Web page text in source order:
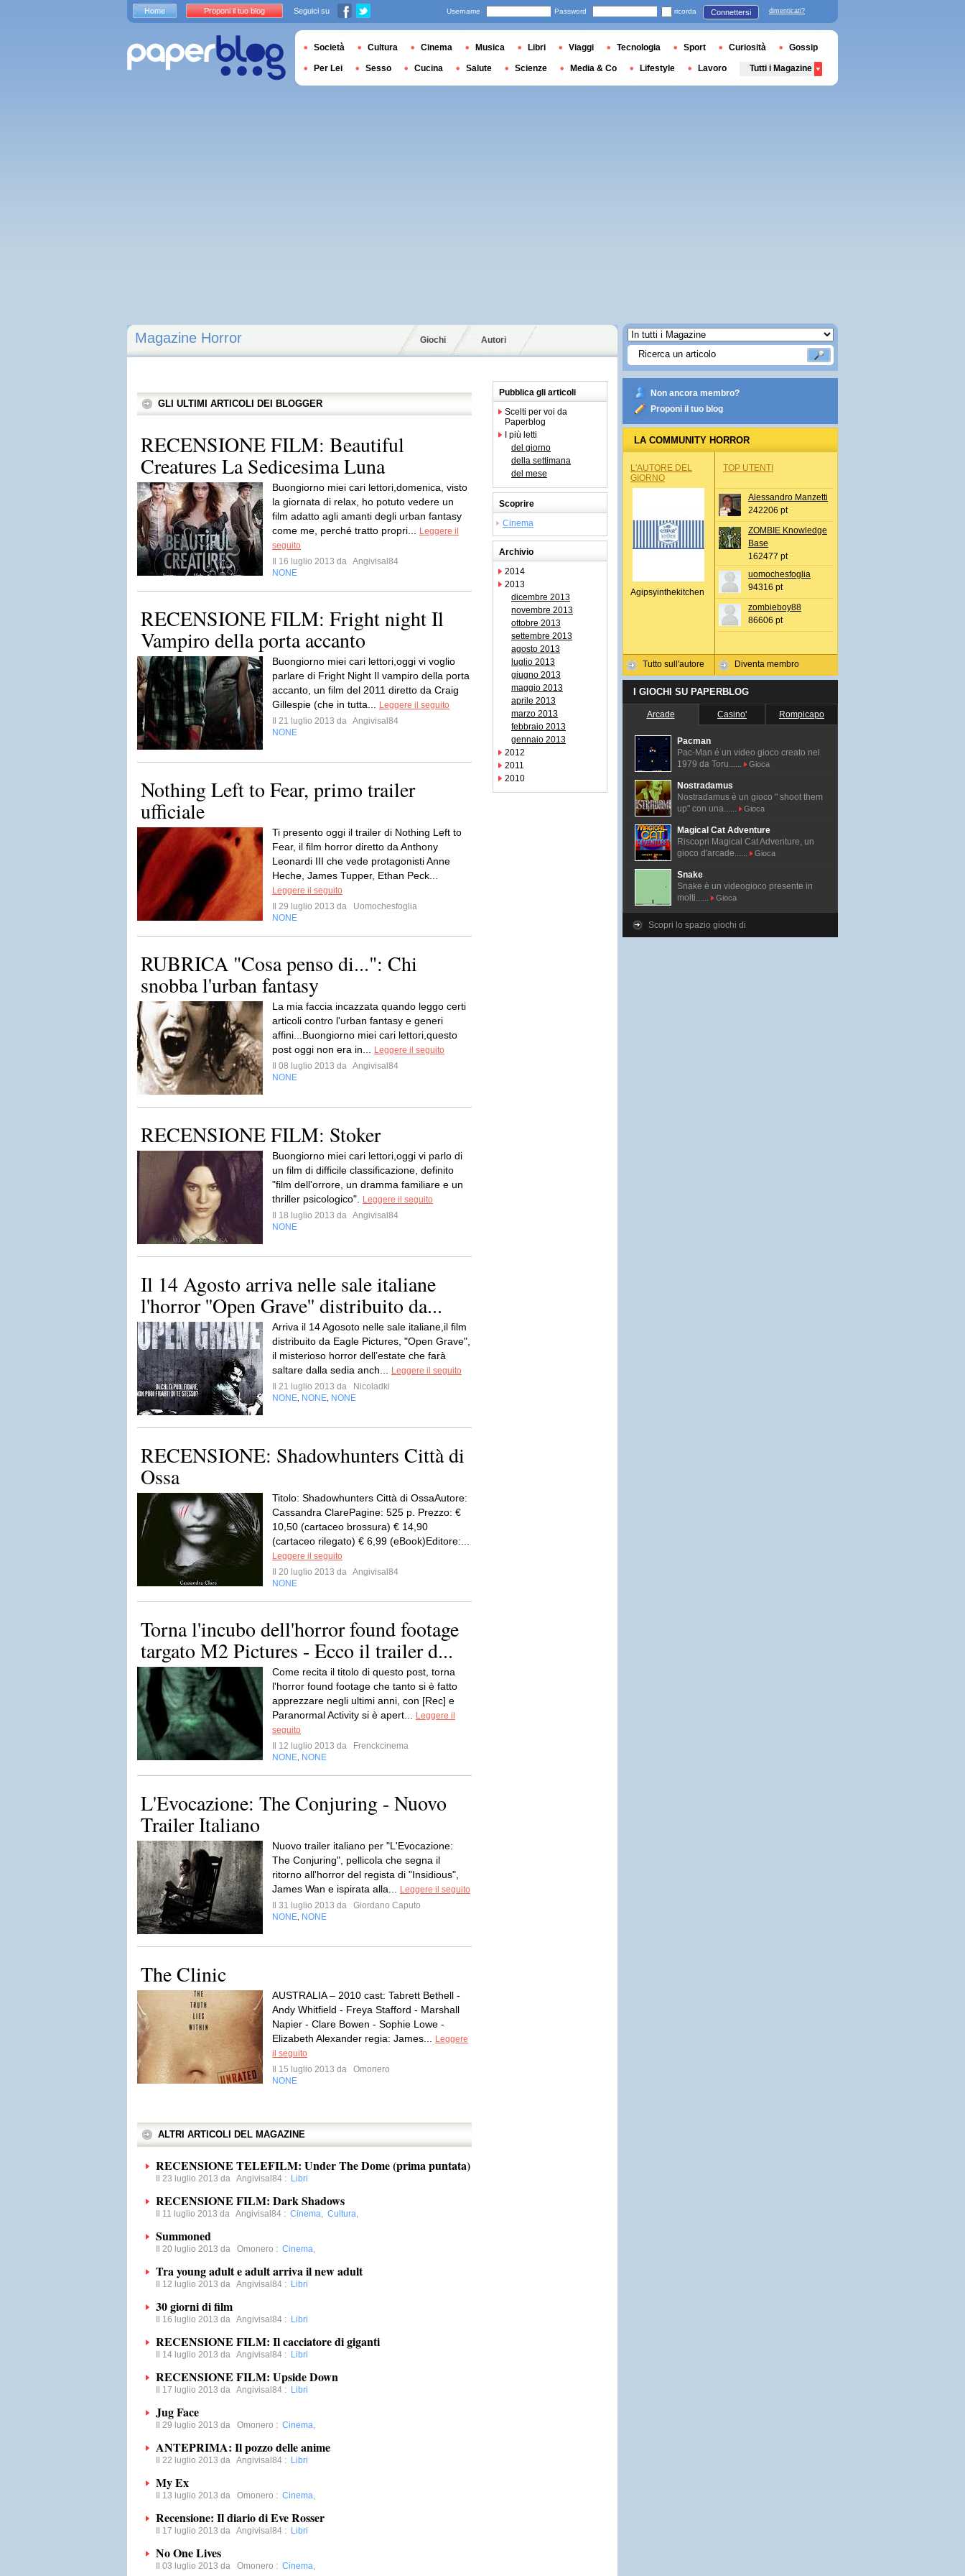
Magazine Horror Giochi Autori
GLI ULTIMI ARTICOLI DEI BLOGGER
RECENSIONE FILM: Beautiful
Creatures La Sedicesima Luna
Buongiorno miei cari lettori,domenica, visto
la giornata di relax, ho potuto vedere un
film adatto agli amanti degli urban fantasy
come me, perché tratto propri...
Leggere il
seguito
Il 16 luglio 2013 da Angivisal84
NONE
RECENSIONE FILM: Fright night Il
Vampiro della porta accanto
Buongiorno miei cari lettori,oggi vi voglio
parlare di Fright Night Il vampiro della porta
accanto, un film del 2011 diretto da Craig
Gillespie (che in tutta...
Leggere il seguito
Il 21 luglio 2013 da Angivisal84
NONE
Nothing Left to Fear, primo trailer
ufficiale
Ti presento oggi il trailer di Nothing Left to
Fear, il film horror diretto da Anthony
Leonardi III che vede protagonisti Anne
Heche, James Tupper, Ethan Peck...
Leggere il seguito
Il 29 luglio 2013 da
Uomochesfoglia
NONE
RUBRICA "Cosa penso di...": Chi
snobba l'urban fantasy
La mia faccia incazzata quando leggo certi
articoli contro l'urban fantasy e generi
affini...Buongiorno miei cari lettori,questo
post oggi non era in...
Leggere il seguito
Il 08 luglio 2013 da Angivisal84
NONE
RECENSIONE FILM: Stoker
Buongiorno miei cari lettori,oggi vi parlo di
un film di difficile classificazione, definito
"film dell'orrore, un dramma familiare e un
thriller psicologico".
Leggere il seguito
Il 18 luglio 2013 da Angivisal84
NONE
Il 14 Agosto arriva nelle sale italiane
l'horror ''Open Grave'' distribuito da...
Arriva il 14 Agosoto nelle sale italiane,il film
distribuito da Eagle Pictures, "Open Grave",
il misterioso horror dell’estate che farà
saltare dalla sedia anch...
Leggere il seguito
Il 21 luglio 2013 da
Nicoladki
NONE NONE NONE
RECENSIONE: Shadowhunters Città di
Ossa
Titolo: Shadowhunters Città di OssaAutore:
Cassandra ClarePagine: 525 p. Prezzo: €
10,50 (cartaceo brossura) € 14,90
(cartaceo rilegato) € 6,99 (eBook)Editore:...
Leggere il seguito
Il 20 luglio 2013 da Angivisal84
NONE
Torna l'incubo dell'horror found footage
targato M2 Pictures - Ecco il trailer d...
Come recita il titolo di questo post, torna
l'horror found footage che tanto si è fatto
apprezzare negli ultimi anni, con [Rec] e
Paranormal Activity si è apert...
Leggere il
seguito
Il 12 luglio 2013 da
Frenckcinema
NONE NONE
L'Evocazione: The Conjuring - Nuovo
Trailer Italiano
Nuovo trailer italiano per "L'Evocazione:
The Conjuring", pellicola che segna il
ritorno all'horror del regista di "Insidious",
James Wan e ispirata alla...
Leggere il seguito
Il 31 luglio 2013 da
Giordano Caputo
NONE NONE
The Clinic
AUSTRALIA – 2010 cast: Tabrett Bethell -
Andy Whitfield - Freya Stafford - Marshall
Napier - Clare Bowen - Sophie Lowe -
Elizabeth Alexander regia: James...
Leggere
il seguito
Il 15 luglio 2013 da
Omonero
NONE
ALTRI ARTICOLI DEL MAGAZINE
RECENSIONE TELEFILM: Under The Dome (prima puntata)
Il 23 luglio 2013 da Angivisal84 : Libri
RECENSIONE FILM: Dark Shadows
Il 11 luglio 2013 da Angivisal84 : Cinema, Cultura,
Summoned
Il 20 luglio 2013 da Omonero : Cinema,
Tra young adult e adult arriva il new adult
Il 12 luglio 2013 da Angivisal84 : Libri
30 giorni di film
Il 16 luglio 2013 da Angivisal84 : Libri
RECENSIONE FILM: Il cacciatore di giganti
Il 14 luglio 2013 da Angivisal84 : Libri
RECENSIONE FILM: Upside Down
Il 17 luglio 2013 da Angivisal84 : Libri
Jug Face
Il 29 luglio 2013 da Omonero : Cinema,
ANTEPRIMA: Il pozzo delle anime
Il 22 luglio 2013 da Angivisal84 : Libri
My Ex
Il 13 luglio 2013 da Omonero : Cinema,
Recensione: Il diario di Eve Rosser
Il 17 luglio 2013 da Angivisal84 : Libri
No One Lives
Il 03 luglio 2013 da Omonero : Cinema,
Pubblica gli articoli
Scelti per voi da
Paperblog
I più letti
del giorno
della settimana
del mese
Scoprire
Cinema
Archivio
2014
2013
dicembre 2013
novembre 2013
ottobre 2013
settembre 2013
agosto 2013
luglio 2013
giugno 2013
maggio 2013
aprile 2013
marzo 2013
febbraio 2013
gennaio 2013
2012
2011
2010
Non ancora membro?
Proponi il tuo blog
LA COMMUNITY HORROR
L'AUTORE DEL
GIORNO
Agipsyinthekitchen
Tutto sull'autore
TOP UTENTI
Alessandro Manzetti
242206 pt
ZOMBIE Knowledge
Base
162477 pt
uomochesfoglia
94316 pt
zombieboy88
86606 pt
Diventa membro
I GIOCHI SU PAPERBLOG
Arcade Casino' Rompicapo
Pacman
Pac-Man é un video gioco creato nel
1979 da Toru......
Gioca
Nostradamus
Nostradamus è un gioco " shoot them
up" con una......
Gioca
Magical Cat Adventure
Riscopri Magical Cat Adventure, un
gioco d'arcade......
Gioca
Snake
Snake è un videogioco presente in
molti......
Gioca
Scopri lo spazio giochi di
Home Proponi il tuo blog Seguici su Username Password ricorda Connettersi dimenticati?
Società Cultura Cinema Musica Libri Viaggi Tecnologia Sport Curiosità Gossip
Per Lei Sesso Cucina Salute Scienze Media & Co Lifestyle Lavoro Tutti i Magazine